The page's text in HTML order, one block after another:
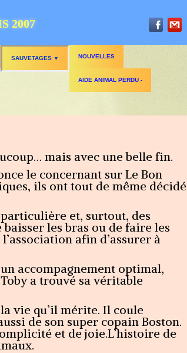
2007
SAUVETAGES ▼ NOUVELLES
AIDE ANIMAL PERDU -
mais avec une belle fin.
le concernant sur Le Bon
ils ont tout de même décidé
et, surtout, des
baisser les bras ou de faire les
afin d’assurer à
accompagnement optimal,
a trouvé sa véritable
vie qu’il mérite. Il coule
de son super copain Boston.
et de joie.L’histoire de